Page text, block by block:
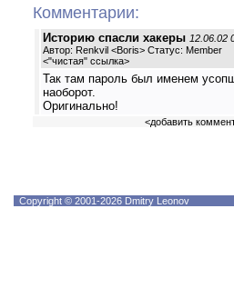
Комментарии:
Историю спасли хакеры 12.06.02
Автор: Renkvil <Boris> Статус: Member
<"чистая" ссылка>
Так там пароль был именем
наоборот.
Оригинально!
<добавить
Copyright © 2001-2026 Dmitry Leonov